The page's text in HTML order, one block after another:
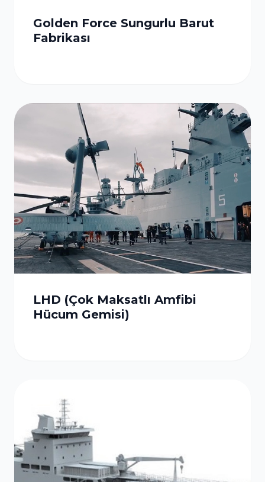
Golden Force Sungurlu Barut
Fabrikası
LHD (Çok Maksatlı Amfibi
Hücum Gemisi)